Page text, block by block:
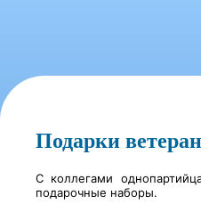
Подарки
С коллегами
подарочные наборы.